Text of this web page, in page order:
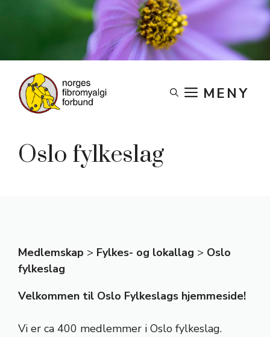
MENY
Oslo fylkeslag
Medlemskap > Fylkes- og lokallag > Oslo
fylkeslag
Velkommen til Oslo Fylkeslags hjemmeside!
Vi er ca 400 medlemmer i Oslo fylkeslag.